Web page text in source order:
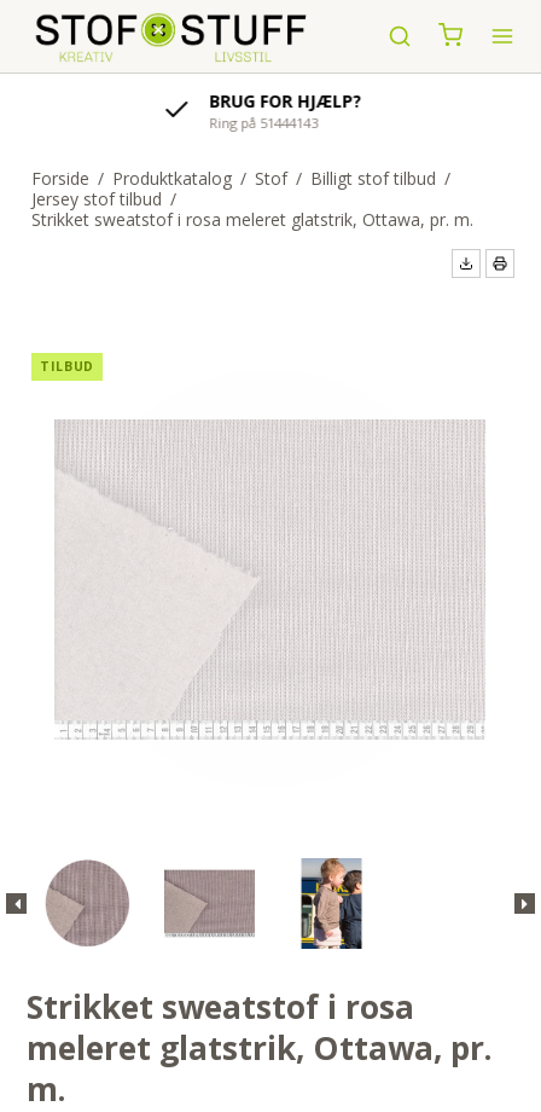
AFSENDELSE AF ORDRE
indenfor 1-4 hverdage
Forside / Produktkatalog / Stof / Billigt stof tilbud /
Jersey stof tilbud /
Strikket sweatstof i rosa meleret glatstrik, Ottawa, pr. m.
TILBUD
Strikket sweatstof i rosa
meleret glatstrik, Ottawa, pr.
m.